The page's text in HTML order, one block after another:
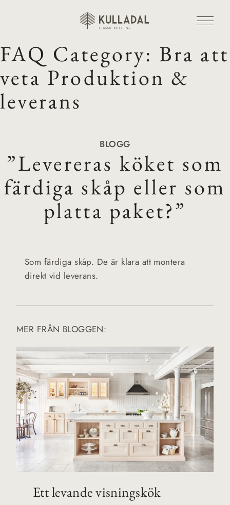
FAQ Category: Bra att
veta Produktion &
leverans
BLOGG
”Levereras köket som
färdiga skåp eller som
platta paket?”
Som färdiga skåp. De är klara att montera
direkt vid leverans.
MER FRÅN BLOGGEN:
Ett levande visningskök